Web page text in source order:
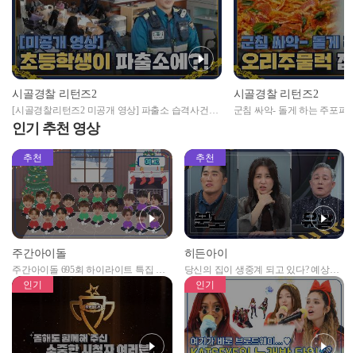
시골경찰 리턴즈2
[시골경찰리턴즈2 미공개 영상] 파출소 습격사건
(feat.초등학생)
시골경찰 리턴즈2
군침 싸악- 돌게 하는 주포파
인기 추천 영상
추천
주간아이돌
주간아이돌 695회 하이라이트 특집 남
자아이돌편 예고
추천
히든아이
당신의 집이 생중계 되고 있다? 예상치
못한 곳에서 일어나는 불법촬영 범죄!
인기 인기